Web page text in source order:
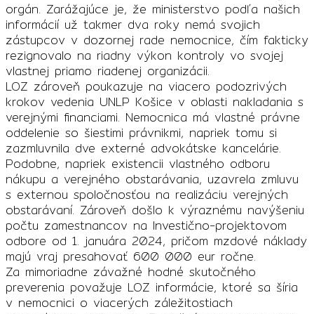
orgán. Zarážajúce je, že ministerstvo podľa našich
informácií už takmer dva roky nemá svojich
zástupcov v dozornej rade nemocnice, čím fakticky
rezignovalo na riadny výkon kontroly vo svojej
vlastnej priamo riadenej organizácii.
LOZ zároveň poukazuje na viacero podozrivých
krokov vedenia UNLP Košice v oblasti nakladania s
verejnými financiami. Nemocnica má vlastné právne
oddelenie so šiestimi právnikmi, napriek tomu si
zazmluvnila dve externé advokátske kancelárie.
Podobne, napriek existencii vlastného odboru
nákupu a verejného obstarávania, uzavrela zmluvu
s externou spoločnosťou na realizáciu verejných
obstarávaní. Zároveň došlo k výraznému navýšeniu
počtu zamestnancov na Investično-projektovom
odbore od 1. januára 2024, pričom mzdové náklady
majú vraj presahovať 600 000 eur ročne.
Za mimoriadne závažné hodné skutočného
preverenia považuje LOZ informácie, ktoré sa šíria
v nemocnici o viacerých záležitostiach